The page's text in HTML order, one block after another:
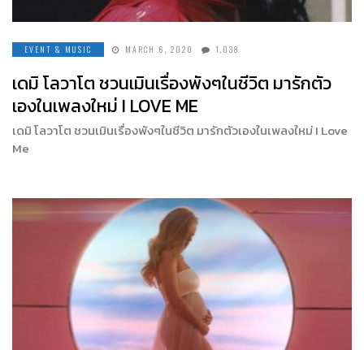
EVENT & MUSIC MARCH 6, 2020 1,038
เดมิ โลวาโต ชวนเมินเรื่องพังๆในชีวิต มารักตัว
เองในเพลงใหม่ I LOVE ME
เดมิ โลวาโต ชวนเมินเรื่องพังๆในชีวิต มารักตัวเองในเพลงใหม่ I Love
Me